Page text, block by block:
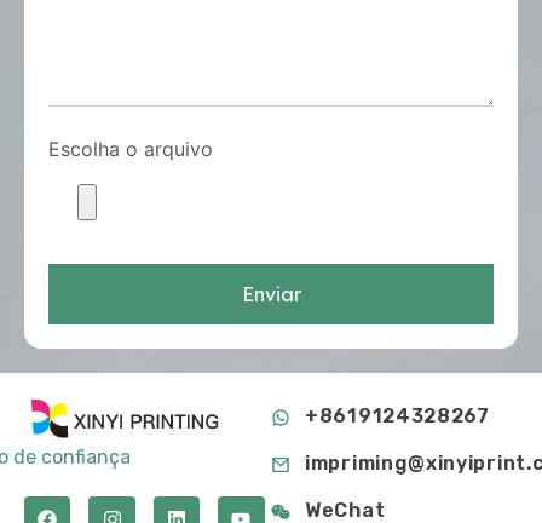
Escolha o arquivo
Enviar
de confiança
+8619124328267
WeChat